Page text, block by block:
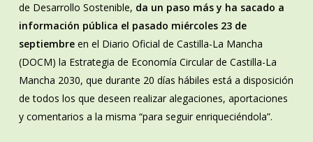
de Desarrollo Sostenible, da un paso más y ha sacado a
información pública el pasado miércoles 23 de
septiembreen el Diario Oficial de Castilla-La Mancha
(DOCM) la Estrategia de Economía Circular de Castilla-La
Mancha 2030, que durante 20 días hábiles está a disposición
de todos los que deseen realizar alegaciones, aportaciones
y comentarios a la misma “para seguir enriqueciéndola”.